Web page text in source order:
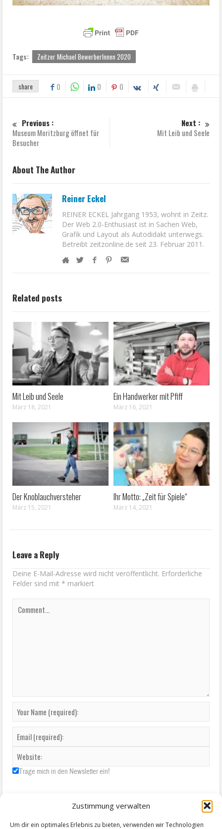
Zustimmung verwalten
Um dir ein optimales Erlebnis zu bieten, verwenden wir Technologien
Tags: Zeitzer Michael BewerberInnen 2020
share 0 0 0
Previous :
Museum Moritzburg öffnet für
Besucher
Next :
Mit Leib und Seele
About The Author
Reiner Eckel
REINER ECKEL Jahrgang 1953, wohnt in Zeitz.
Der Web 2.0-Enthusiast ist in Sachen Web,
Grafik und Layout als Autodidakt unterwegs.
Betreibt zeitzonline.de seit 23. Februar 2011.
Related posts
Mit Leib und Seele
März 18, 2021
Ein Handwerker mit Pfiff
März 16, 2021
Der Knoblauchversteher
März 15, 2021
Ihr Motto: „Zeit für Spiele“
März 14, 2021
Leave a Reply
Deine E-Mail-Adresse wird nicht veröffentlicht. Erforderliche
Felder sind mit* markiert
Trage mich in den Newsletter ein!